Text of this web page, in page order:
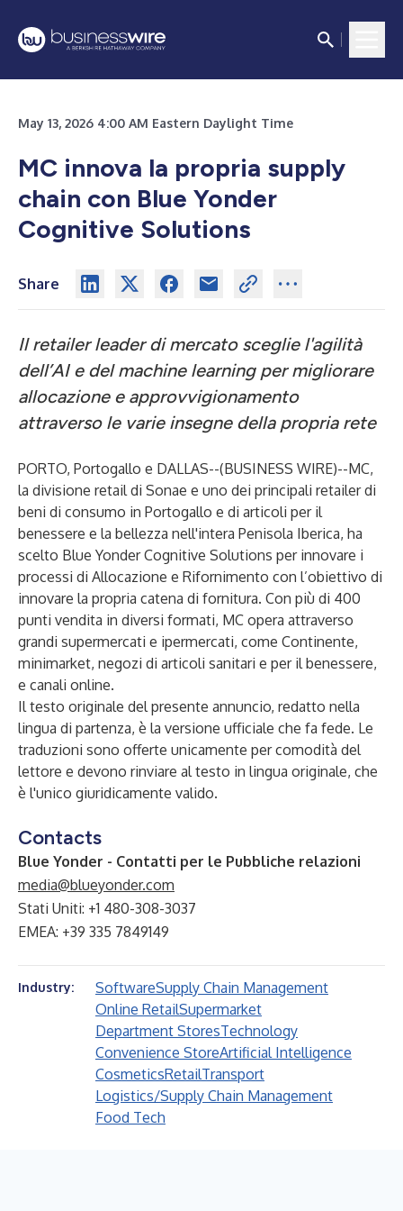
May 13, 2026 4:00 AM Eastern Daylight Time
MC innova la propria supply
chain con Blue Yonder
Cognitive Solutions
Share
Il retailer leader di mercato sceglie l'agilità
dell’AI e del machine learning per migliorare
allocazione e approvvigionamento
attraverso le varie insegne della propria rete
PORTO, Portogallo e DALLAS--(BUSINESS WIRE)--MC,
la divisione retail di Sonae e uno dei principali retailer di
beni di consumo in Portogallo e di articoli per il
benessere e la bellezza nell'intera Penisola Iberica, ha
scelto Blue Yonder Cognitive Solutions per innovare i
processi di Allocazione e Rifornimento con l’obiettivo di
innovare la propria catena di fornitura. Con più di 400
punti vendita in diversi formati, MC opera attraverso
grandi supermercati e ipermercati, come Continente,
minimarket, negozi di articoli sanitari e per il benessere,
e canali online.
Il testo originale del presente annuncio, redatto nella
lingua di partenza, è la versione ufficiale che fa fede. Le
traduzioni sono offerte unicamente per comodità del
lettore e devono rinviare al testo in lingua originale, che
è l'unico giuridicamente valido.
Contacts
Blue Yonder - Contatti per le Pubbliche relazioni
media@blueyonder.com
Stati Uniti: +1 480-308-3037
EMEA: +39 335 7849149
Industry: SoftwareSupply Chain Management
Online RetailSupermarket
Department StoresTechnology
Convenience StoreArtificial Intelligence
CosmeticsRetailTransport
Logistics/Supply Chain Management
Food Tech